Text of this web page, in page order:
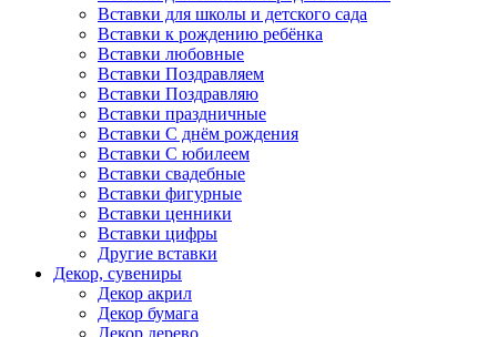
Вставки для школы и детского сада
Вставки к рождению ребёнка
Вставки любовные
Вставки Поздравляем
Вставки Поздравляю
Вставки праздничные
Вставки С днём рождения
Вставки С юбилеем
Вставки свадебные
Вставки фигурные
Вставки ценники
Вставки цифры
Другие вставки
Декор, сувениры
Декор акрил
Декор бумага